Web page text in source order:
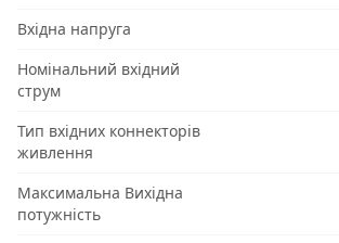
Вхідна напруга
Номінальний вхідний
струм
Тип вхідних коннекторів
живлення
Максимальна Вихідна
потужність